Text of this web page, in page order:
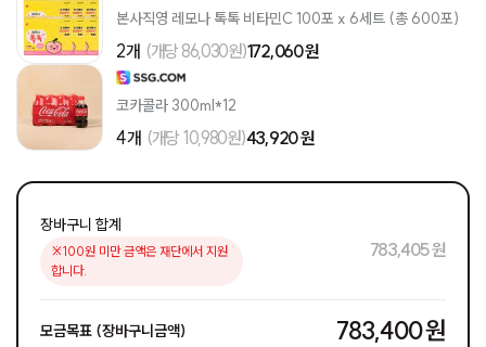
본사직영 레모나 톡톡 비타민C 100포 x 6세트 (총 600포)
2개 (개당 86,030원)172,060 원
코카콜라 300ml*12
4개 (개당 10,980원)43,920 원
장바구니 합계
※100원 미만 금액은 재단에서 지원
합니다.
783,405 원
모금목표 (장바구니금액) 783,400 원